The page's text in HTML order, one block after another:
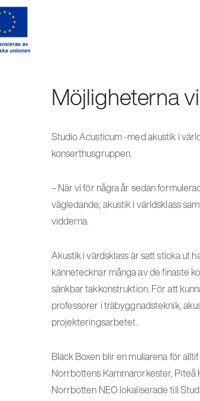
Möjligheterna
Studio Acusticum -med akustik i
konserthusgruppen.
– När vi för några år sedan
vägledande; akustik i världsklass
vidderna.
Akustik i värdsklass är satt sticka ut
kännetecknar många av de finaste
sänkbar takkonstruktion. För att
professorer i träbyggnadsteknik,
projekteringsarbetet.
Black Boxen blir en muliarena för
Norrbottens Kammarorkester, Piteå
Norrbotten NEO lokaliserade till